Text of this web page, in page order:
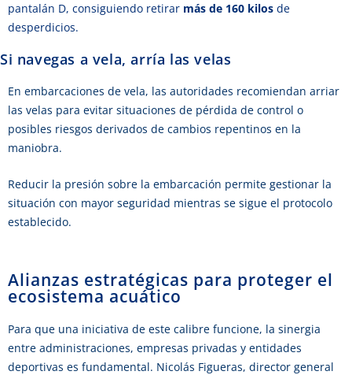
pantalán D, consiguiendo retirar más de 160 kilos de
desperdicios.
Si navegas a vela, arría las velas
En embarcaciones de vela, las autoridades recomiendan arriar
las velas para evitar situaciones de pérdida de control o
posibles riesgos derivados de cambios repentinos en la
maniobra.
Reducir la presión sobre la embarcación permite gestionar la
situación con mayor seguridad mientras se sigue el protocolo
establecido.
Alianzas estratégicas para proteger el
ecosistema acuático
Para que una iniciativa de este calibre funcione, la sinergia
entre administraciones, empresas privadas y entidades
deportivas es fundamental. Nicolás Figueras, director general